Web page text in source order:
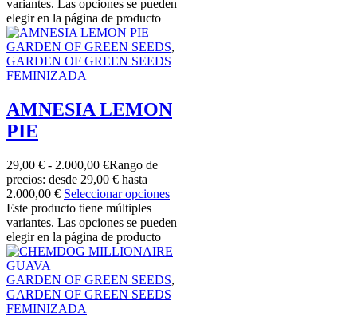
variantes. Las opciones se pueden
elegir en la página de producto
GARDEN OF GREEN SEEDS,
GARDEN OF GREEN SEEDS
FEMINIZADA
AMNESIA LEMON
PIE
29,00 € - 2.000,00 €Rango de
precios: desde 29,00 € hasta
2.000,00 € Seleccionar opciones
Este producto tiene múltiples
variantes. Las opciones se pueden
elegir en la página de producto
GARDEN OF GREEN SEEDS,
GARDEN OF GREEN SEEDS
FEMINIZADA